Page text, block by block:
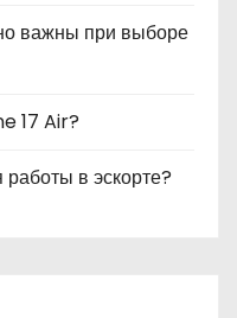
важны при выборе
17 Air?
в эскорте?